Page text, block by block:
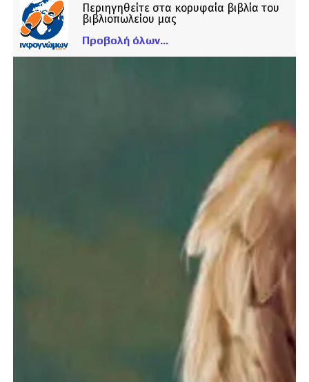
Περιηγηθείτε στα κορυφαία βιβλία του
βιβλιοπωλείου μας
Προβολή όλων